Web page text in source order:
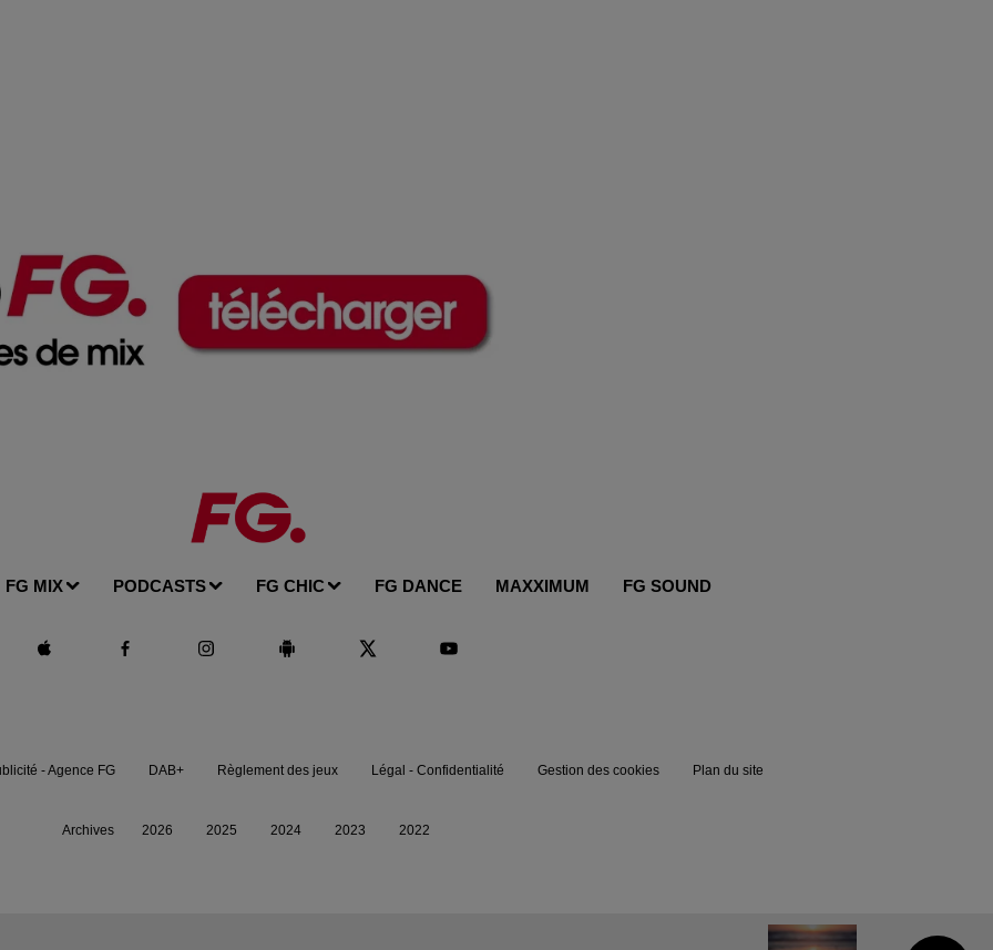
FG MIX PODCASTS FG CHIC FG DANCE MAXXIMUM FG SOUND
- Agence FG DAB+ Règlement des jeux Légal - Confidentialité Gestion des cookies Plan du site
Archives 2026 2025 2024 2023 2022